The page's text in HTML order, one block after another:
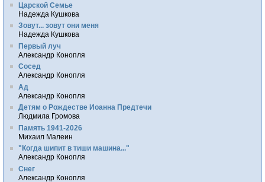
Царской Семье
Надежда Кушкова
Зовут... зовут они меня
Надежда Кушкова
Первый луч
Александр Конопля
Сосед
Александр Конопля
Ад
Александр Конопля
Детям о Рождестве Иоанна Предтечи
Людмила Громова
Память 1941-2026
Михаил Малеин
"Когда шипит в тиши машина..."
Александр Конопля
Снег
Александр Конопля